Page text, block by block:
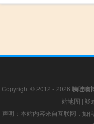
Copyright © 2012 - 2026 咦哇噢
站地图 | 疑
声明：本站内容来自互联网，如